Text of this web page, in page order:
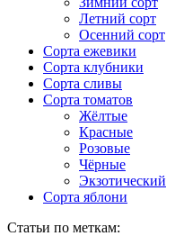
Летний сорт
Осенний сорт
Сорта ежевики
Сорта клубники
Сорта сливы
Сорта томатов
Жёлтые
Красные
Розовые
Чёрные
Экзотический
Сорта яблони
Статьи по меткам: